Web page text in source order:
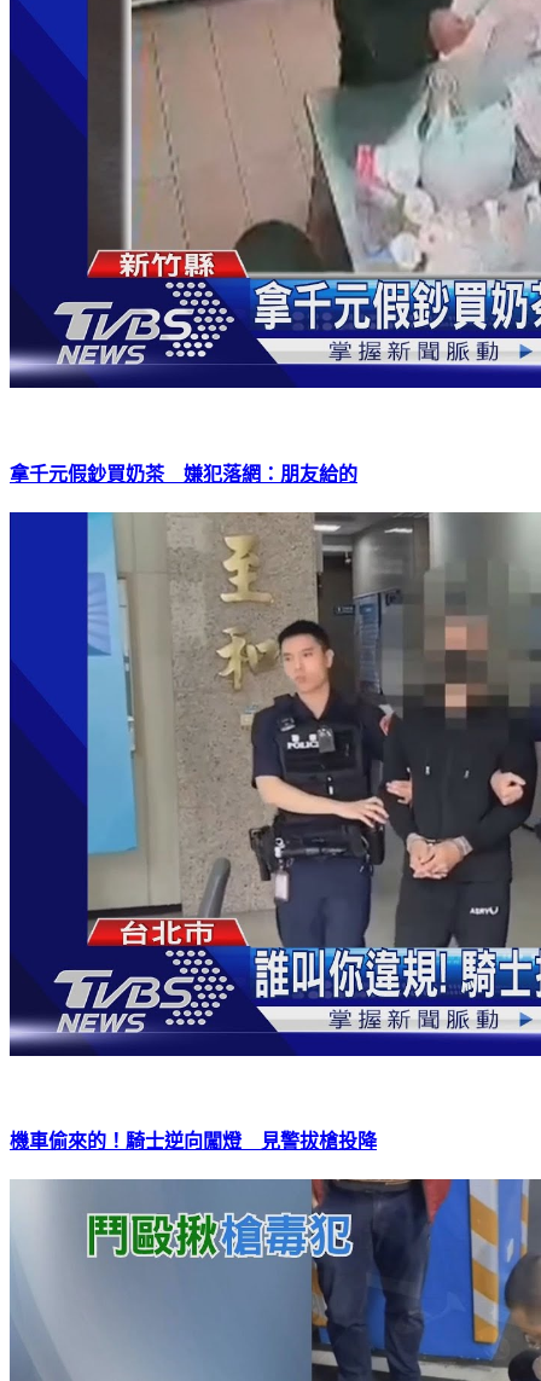
拿千元假鈔買奶茶 嫌犯落網：朋友給的
機車偷來的！騎士逆向闖燈 見警拔槍投降